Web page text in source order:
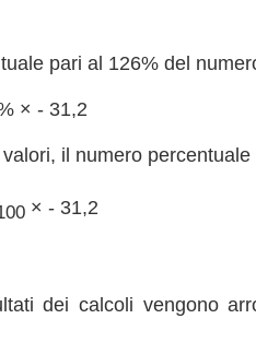
pari al 126% del
× - 31,2
il numero
× - 31,2
dei calcoli vengono